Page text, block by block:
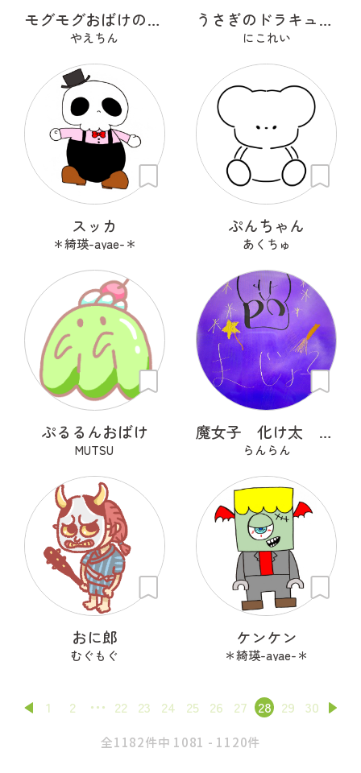
モグモグおばけのプラン・プー
やえちん
うさぎのドラキュラ「ドラぴょん」
にこれい
スッカ
＊綺瑛-ayae-＊
ぷんちゃん
あくちゅ
ぷるるんおばけ
MUTSU
魔女子 化け太 かぼっち
らんらん
おに郎
むぐもぐ
ケンケン
＊綺瑛-ayae-＊
1 2 22 23 24 25 26 27 28 29 30
全1182件中 1081 - 1120件